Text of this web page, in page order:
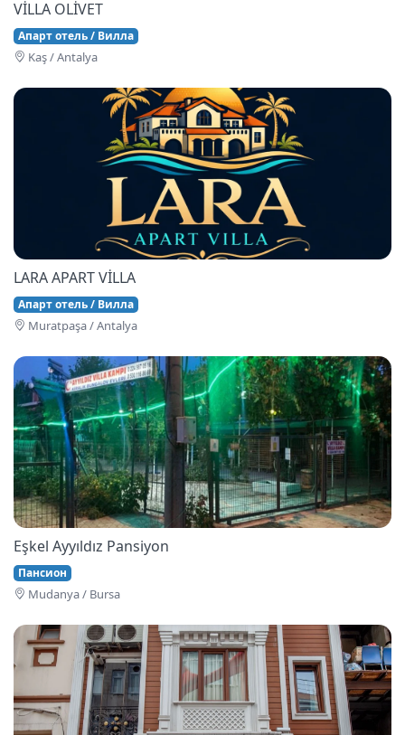
VİLLA OLİVET
Апарт отель / Вилла
Kaş / Antalya
LARA APART VİLLA
Апарт отель / Вилла
Muratpaşa / Antalya
Eşkel Ayyıldız Pansiyon
Пансион
Mudanya / Bursa